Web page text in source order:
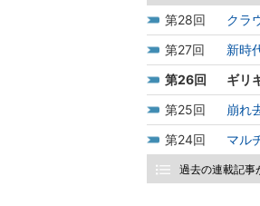
28
クラ
27
新時
26
ギリ
25
崩れ
24
マル
過去の連載記事